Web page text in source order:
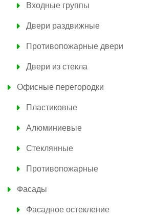
Входные группы
Двери раздвижные
Противопожарные двери
Двери из стекла
Офисные перегородки
Пластиковые
Алюминиевые
Стеклянные
Противопожарные
Фасады
Фасадное остекление